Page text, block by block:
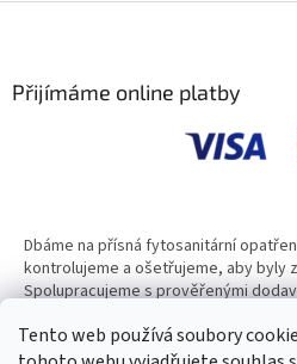
Tento web používá soubory
Přijímáme online platby
Dbáme na přísná fytosanitární
kontrolujeme a ošetřujeme, aby byly
Spolupracujeme s prověřenými